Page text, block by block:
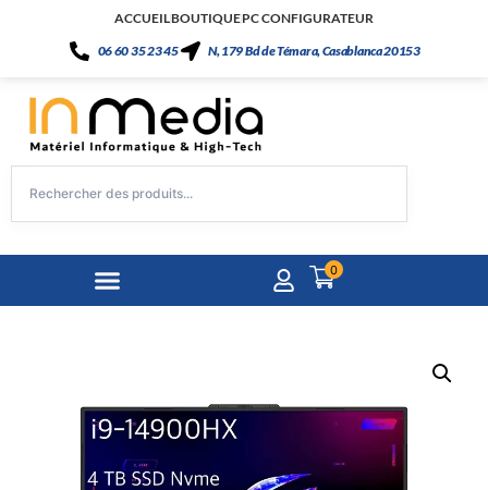
ACCUEILBOUTIQUEPC CONFIGURATEUR
06 60 35 23 45
N, 179 Bd de Témara, Casablanca 20153
0